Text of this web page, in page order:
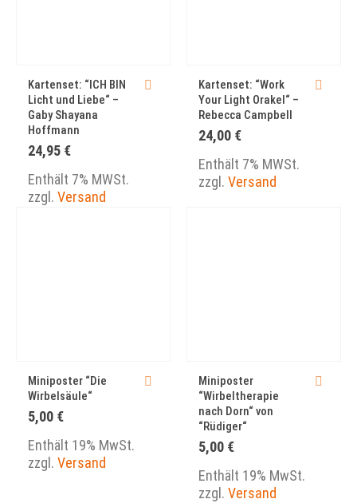
Kartenset: “ICH BIN
Licht und Liebe“ –
Gaby Shayana
Hoffmann
24,95 €
Enthält 7% MWSt.
zzgl. Versand
Kartenset: “Work
Your Light Orakel“ –
Rebecca Campbell
24,00 €
Enthält 7% MWSt.
zzgl. Versand
Miniposter “Die
Wirbelsäule“
5,00 €
Enthält 19% MwSt.
zzgl. Versand
Miniposter
“Wirbeltherapie
nach Dorn“ von
“Rüdiger“
5,00 €
Enthält 19% MwSt.
zzgl. Versand